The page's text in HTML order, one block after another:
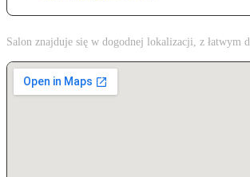
Salon znajduje się w dogodnej lokalizacji, z łatwym